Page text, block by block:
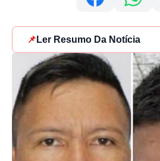
📌 Ler Resumo Da Notícia